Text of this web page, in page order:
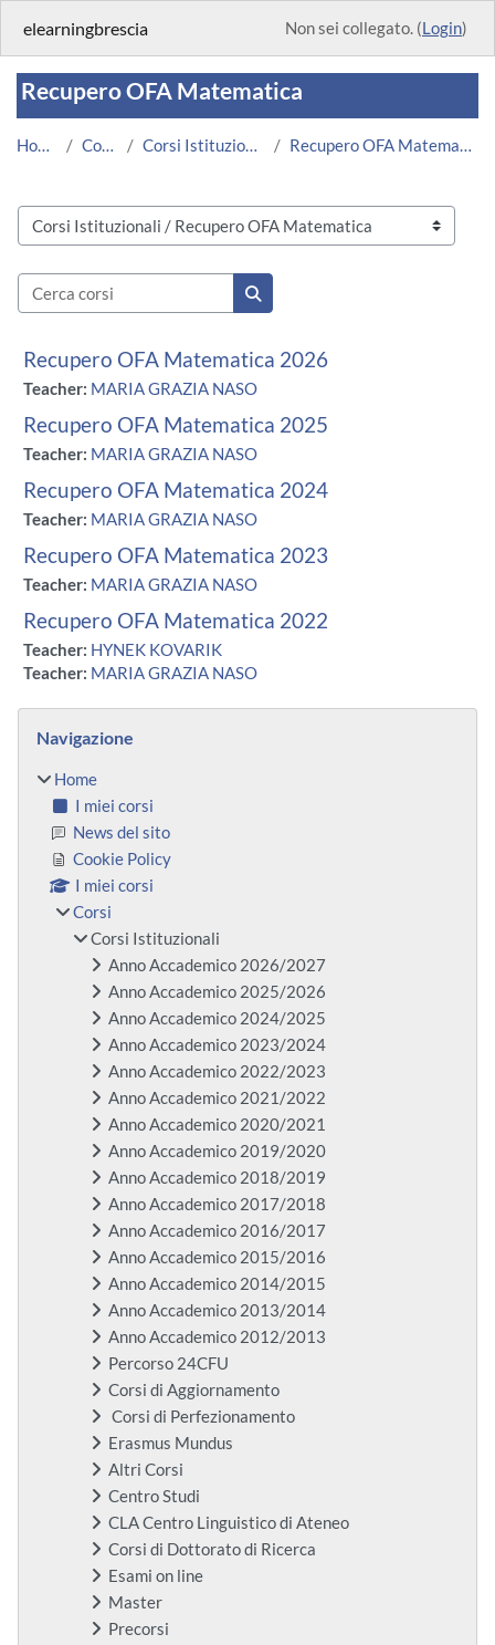
elearningbrescia Non sei collegato. (Login)
Recupero OFA Matematica
Home Corsi Corsi Istituzionali Recupero OFA Matematica
Categorie di corso
Cerca corsi
Cerca corsi
Recupero OFA Matematica 2026
Teacher: MARIA GRAZIA NASO
Recupero OFA Matematica 2025
Teacher: MARIA GRAZIA NASO
Recupero OFA Matematica 2024
Teacher: MARIA GRAZIA NASO
Recupero OFA Matematica 2023
Teacher: MARIA GRAZIA NASO
Recupero OFA Matematica 2022
Teacher: HYNEK KOVARIK
Teacher: MARIA GRAZIA NASO
Blocchi
Navigazione
Home
I miei corsi
News del sito
Cookie Policy
I miei corsi
Corsi
Corsi Istituzionali
Anno Accademico 2026/2027
Anno Accademico 2025/2026
Anno Accademico 2024/2025
Anno Accademico 2023/2024
Anno Accademico 2022/2023
Anno Accademico 2021/2022
Anno Accademico 2020/2021
Anno Accademico 2019/2020
Anno Accademico 2018/2019
Anno Accademico 2017/2018
Anno Accademico 2016/2017
Anno Accademico 2015/2016
Anno Accademico 2014/2015
Anno Accademico 2013/2014
Anno Accademico 2012/2013
Percorso 24CFU
Corsi di Aggiornamento
Corsi di Perfezionamento
Erasmus Mundus
Altri Corsi
Centro Studi
CLA Centro Linguistico di Ateneo
Corsi di Dottorato di Ricerca
Esami on line
Master
Precorsi